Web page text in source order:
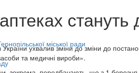
міської ради
стануть
України ухвалив зміни до зміни до
та медичні вироби».